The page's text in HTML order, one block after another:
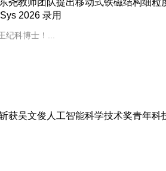
尧教师团队提出移动式铁磁结构细粒
2026 录用
纪科博士！...
获吴文俊人工智能科学技术奖青年科